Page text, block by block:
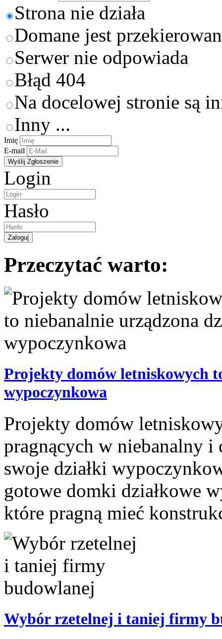
Strona nie działa
Domane jest
Serwer nie odpowiada
Błąd 404
Na docelowej stronie są
Inny ...
Imię
E-mail
Login
Hasło
Przeczytać warto:
Projekty domów letniskowych
wypoczynkowa
Projekty domów
pragnących w niebanalny i
swoje działki
gotowe domki działkowe
które pragną mieć
Wybór rzetelnej i taniej firmy